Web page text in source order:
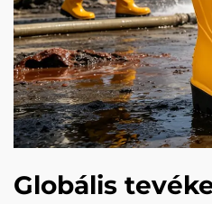
Globális